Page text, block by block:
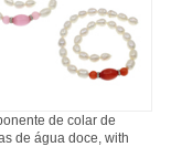
de colar de
de água doce, with